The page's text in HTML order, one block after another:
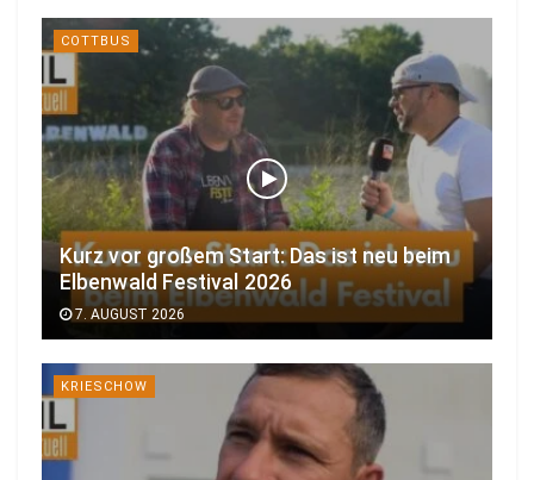
COTTBUS
Kurz vor großem Start: Das ist neu beim
Elbenwald Festival 2026
7. AUGUST 2026
KRIESCHOW